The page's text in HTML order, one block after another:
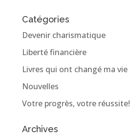
Catégories
Devenir charismatique
Liberté financière
Livres qui ont changé ma vie
Nouvelles
Votre progrès, votre réussite!
Archives